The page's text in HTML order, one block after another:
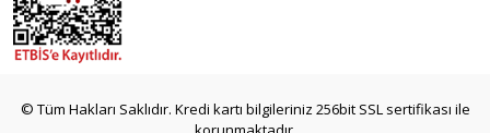
© Tüm Hakları Saklıdır. Kredi kartı bilgileriniz 256bit SSL sertifikası ile